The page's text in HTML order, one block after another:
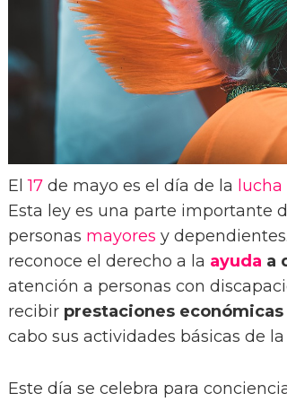
El17 de mayo es el día de la lucha
Esta ley es una parte importante
personas mayores y
reconoce el derecho a la ayuda a
atención a personas con
recibir prestaciones económicas
cabo sus actividades básicas de
Este día se celebra para